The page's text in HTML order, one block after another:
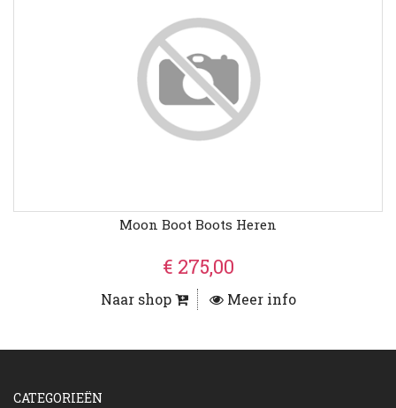
Moon Boot Boots Heren
€ 275,00
Naar shop Meer info
CATEGORIEËN